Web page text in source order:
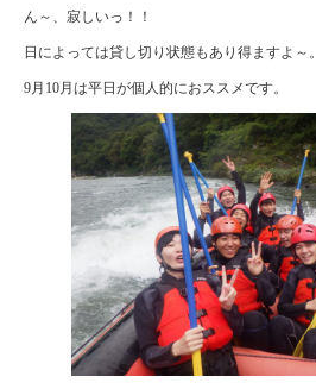
ん～、寂しいっ！！
日によっては貸し切り状態もあり得ますよ～。
9月10月は平日が個人的におススメです。